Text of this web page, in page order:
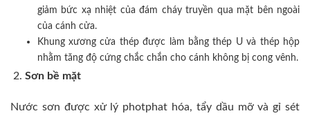
giảm bức xạ nhiệt của đám cháy truyền qua mặt bên ngoài
của cánh cửa.
Khung xương cửa thép được làm bằng thép U và thép hộp
nhằm tăng độ cứng chắc chắn cho cánh không bị cong vênh.
Sơn bề mặt
Nước sơn được xử lý photphat hóa, tẩy dầu mỡ và gỉ sét